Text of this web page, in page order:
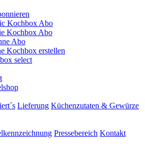
Kochbox Abo
Kochbox Abo
Abo
Kochbox erstellen
select
Lieferung Küchenzutaten & Gewürze
Pressebereich Kontakt